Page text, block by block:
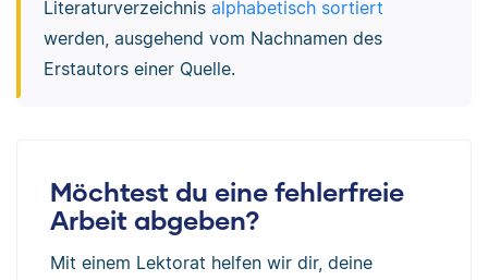
Literaturverzeichnis alphabetisch sortiert
werden, ausgehend vom Nachnamen des
Erstautors einer Quelle.
Möchtest du eine fehlerfreie
Arbeit abgeben?
Mit einem Lektorat helfen wir dir, deine